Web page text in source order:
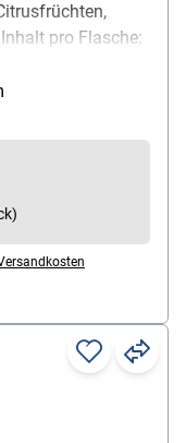
pro Flasche: